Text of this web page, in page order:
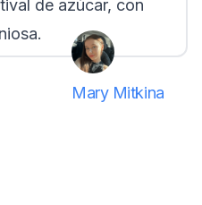
de azúcar, con
Mary Mitkina